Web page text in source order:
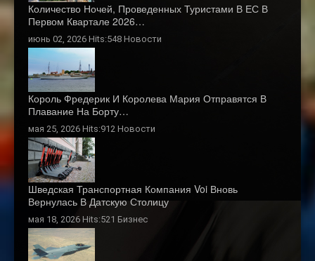
Количество Ночей, Проведенных Туристами В ЕС В
Первом Квартале 2026…
июнь 02, 2026 Hits:548 Новости
Король Фредерик И Королева Мария Отправятся В
Плавание На Борту…
мая 25, 2026 Hits:912 Новости
Шведская Транспортная Компания Voi Вновь
Вернулась В Датскую Столицу
мая 18, 2026 Hits:521 Бизнес